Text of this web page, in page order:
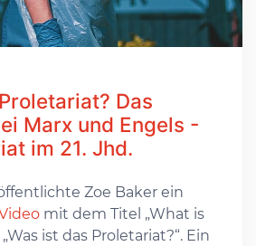
Das
Marx und Engels -
im 21. Jhd.
Zoe Baker ein
mit dem Titel „What is
ist das Proletariat?“. Ein